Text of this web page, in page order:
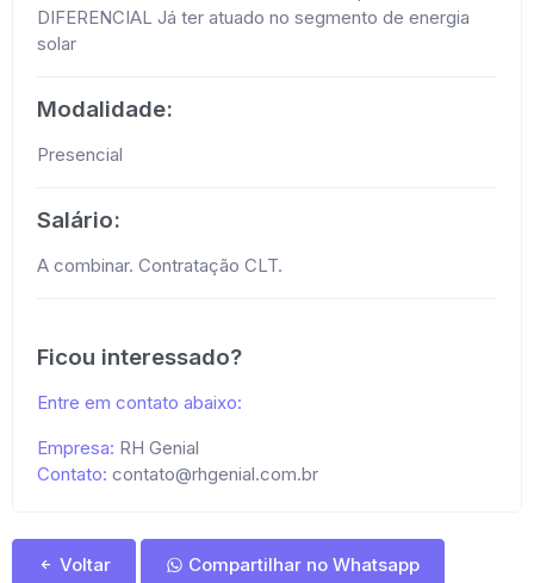
DIFERENCIAL Já ter atuado no segmento de energia
solar
Modalidade:
Presencial
Salário:
A combinar. Contratação CLT.
Ficou interessado?
Entre em contato abaixo:
Empresa: RH Genial
Contato: contato@rhgenial.com.br
Voltar Compartilhar no Whatsapp